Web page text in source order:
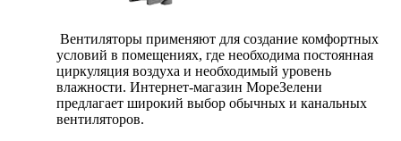
Вентиляторы применяют для создание комфортных
условий в помещениях, где необходима постоянная
циркуляция воздуха и необходимый уровень
влажности. Интернет-магазин МореЗелени
предлагает широкий выбор обычных и канальных
вентиляторов.